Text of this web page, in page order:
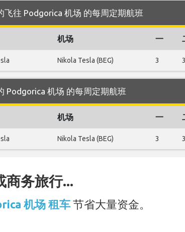
飞往 Podgorica 机场 的每周定期航班
机场 一
Nikola Tesla (BEG) 3 3
Podgorica 机场 的每周定期航班
机场 一
Nikola Tesla (BEG) 3 3
商务旅行...
机场 租车 节省大量资金。